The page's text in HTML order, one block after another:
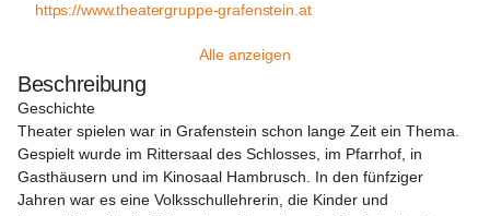
https://www.theatergruppe-grafenstein.at
Alle anzeigen
Beschreibung
Geschichte
Theater spielen war in Grafenstein schon lange Zeit ein Thema.
Gespielt wurde im Rittersaal des Schlosses, im Pfarrhof, in
Gasthäusern und im Kinosaal Hambrusch. In den fünfziger
Jahren war es eine Volksschullehrerin, die Kinder und